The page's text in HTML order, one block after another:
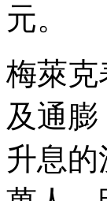
元。
梅萊克
及通
升息